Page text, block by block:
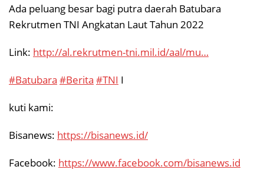
Ada peluang besar bagi putra daerah Batubara
Rekrutmen TNI Angkatan Laut Tahun 2022
Link: http://al.rekrutmen-tni.mil.id/aal/mu…
#Batubara #Berita #TNI I
kuti kami:
Bisanews: https://bisanews.id/
Facebook: https://www.facebook.com/bisanews.id